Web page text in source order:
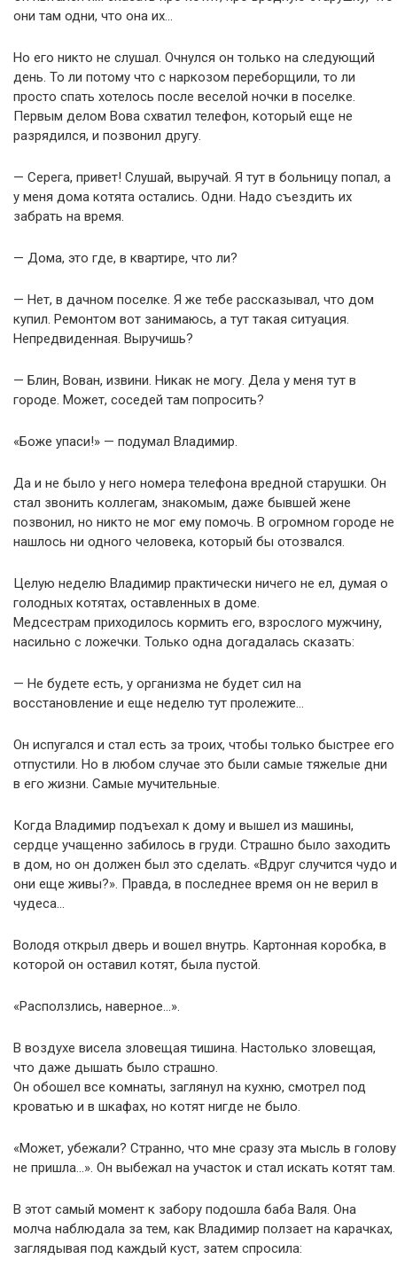
они там одни, что она их…
Но его никто не слушал. Очнулся он только на следующий
день. То ли потому что с наркозом переборщили, то ли
просто спать хотелось после веселой ночки в поселке.
Первым делом Вова схватил телефон, который еще не
разрядился, и позвонил другу.
— Серега, привет! Слушай, выручай. Я тут в больницу попал, а
у меня дома котята остались. Одни. Надо съездить их
забрать на время.
— Дома, это где, в квартире, что ли?
— Нет, в дачном поселке. Я же тебе рассказывал, что дом
купил. Ремонтом вот занимаюсь, а тут такая ситуация.
Непредвиденная. Выручишь?
— Блин, Вован, извини. Никак не могу. Дела у меня тут в
городе. Может, соседей там попросить?
«Боже упаси!» — подумал Владимир.
Да и не было у него номера телефона вредной старушки. Он
стал звонить коллегам, знакомым, даже бывшей жене
позвонил, но никто не мог ему помочь. В огромном городе не
нашлось ни одного человека, который бы отозвался.
Целую неделю Владимир практически ничего не ел, думая о
голодных котятах, оставленных в доме.
Медсестрам приходилось кормить его, взрослого мужчину,
насильно с ложечки. Только одна догадалась сказать:
— Не будете есть, у организма не будет сил на
восстановление и еще неделю тут пролежите…
Он испугался и стал есть за троих, чтобы только быстрее его
отпустили. Но в любом случае это были самые тяжелые дни
в его жизни. Самые мучительные.
Когда Владимир подъехал к дому и вышел из машины,
сердце учащенно забилось в груди. Страшно было заходить
в дом, но он должен был это сделать. «Вдруг случится чудо и
они еще живы?». Правда, в последнее время он не верил в
чудеса…
Володя открыл дверь и вошел внутрь. Картонная коробка, в
которой он оставил котят, была пустой.
«Расползлись, наверное…».
В воздухе висела зловещая тишина. Настолько зловещая,
что даже дышать было страшно.
Он обошел все комнаты, заглянул на кухню, смотрел под
кроватью и в шкафах, но котят нигде не было.
«Может, убежали? Странно, что мне сразу эта мысль в голову
не пришла…». Он выбежал на участок и стал искать котят там.
В этот самый момент к забору подошла баба Валя. Она
молча наблюдала за тем, как Владимир ползает на карачках,
заглядывая под каждый куст, затем спросила: